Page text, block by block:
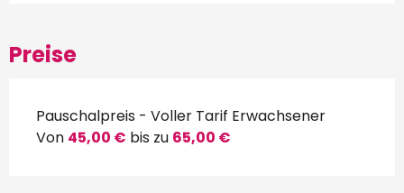
Preise
Pauschalpreis - Voller Tarif Erwachsener
Von 45,00 € bis zu 65,00 €